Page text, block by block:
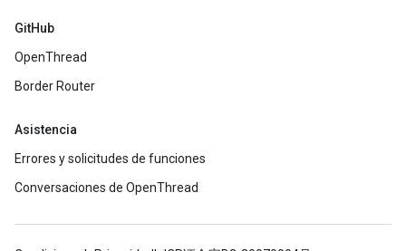
GitHub
OpenThread
Border Router
Asistencia
Errores y solicitudes de funciones
Conversaciones de OpenThread